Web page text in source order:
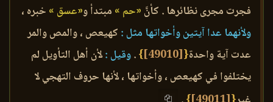
فجرت مجرى نظائرها . كأنَّ «حم » مبتدأ و«عسق » خبره ،
ولأنهما عدا آيتين وأخواتها مثل : كهيعص ، والمص والمر
عدت آية واحدة{
[49010]
}
.وقيل :لأن أهل التأويل لم
يختلفوا في كهيعص ، وأخواتها ، لأنها حروف التهجي لا